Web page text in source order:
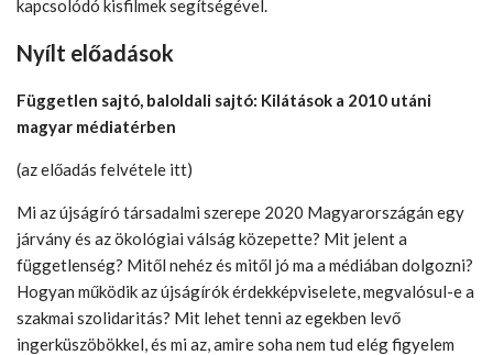
kapcsolódó kisfilmek segítségével.
Nyílt előadások
Független sajtó, baloldali sajtó: Kilátások a 2010 utáni
magyar médiatérben
(az előadás felvétele itt)
Mi az újságíró társadalmi szerepe 2020 Magyarországán egy
járvány és az ökológiai válság közepette? Mit jelent a
függetlenség? Mitől nehéz és mitől jó ma a médiában dolgozni?
Hogyan működik azújságírók érdekképviselete, megvalósul-e a
szakmai szolidaritás? Mit lehet tenni az egekben levő
ingerküszöbökkel, és mi az, amire soha nem tud elég figyelem